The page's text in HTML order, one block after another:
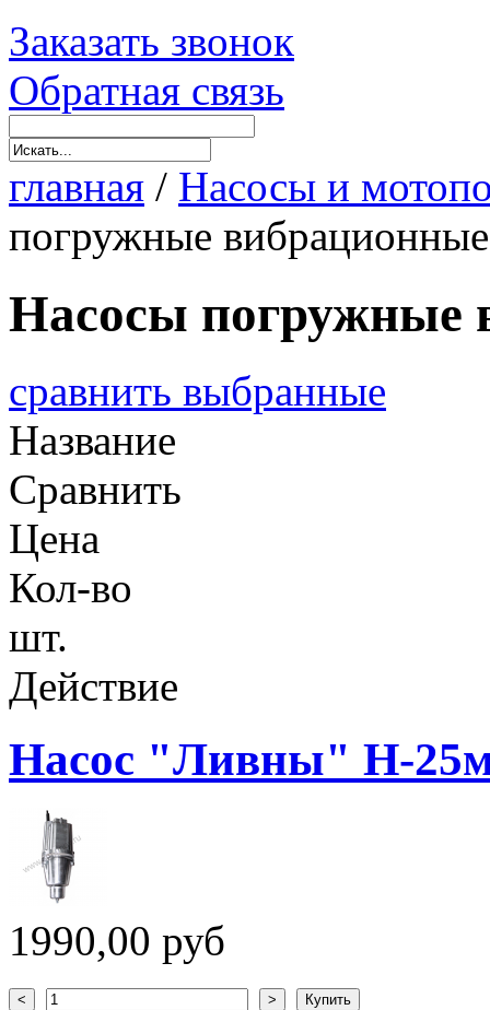
Заказать звонок
Обратная связь
главная / Насосы и
погружные вибрационные
Насосы погружные
сравнить выбранные
Название
Сравнить
Цена
Кол-во
шт.
Действие
Насос "Ливны" H-
1990,00 руб